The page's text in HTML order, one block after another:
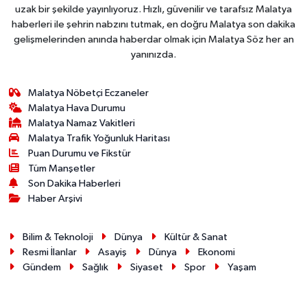
uzak bir şekilde yayınlıyoruz. Hızlı, güvenilir ve tarafsız Malatya
haberleri ile şehrin nabzını tutmak, en doğru Malatya son dakika
gelişmelerinden anında haberdar olmak için Malatya Söz her an
yanınızda.
Malatya Nöbetçi Eczaneler
Malatya Hava Durumu
Malatya Namaz Vakitleri
Malatya Trafik Yoğunluk Haritası
Puan Durumu ve Fikstür
Tüm Manşetler
Son Dakika Haberleri
Haber Arşivi
Bilim & Teknoloji Dünya
Kültür & Sanat
Resmi İlanlar
Asayiş Dünya
Ekonomi
Gündem
Sağlık Siyaset Spor Yaşam